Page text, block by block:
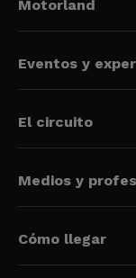
Motorland
Eventos y
El circuito
Medios y
Cómo llegar